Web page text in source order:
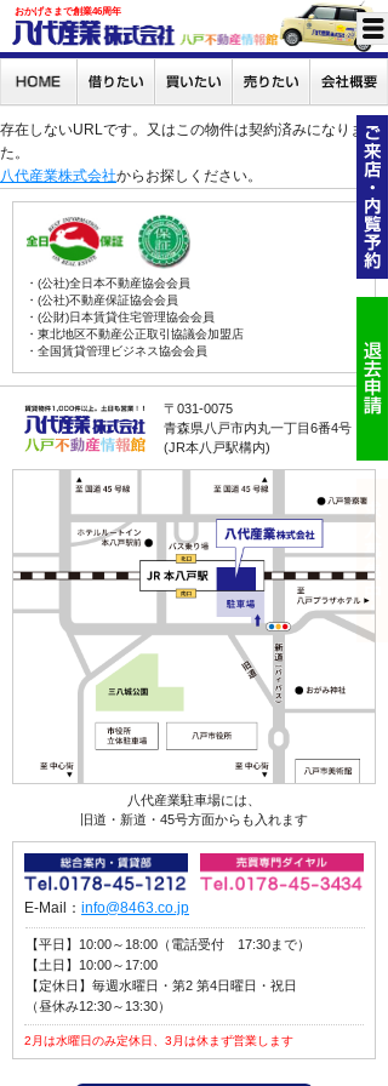
おかげさまで創業46周年
存在しないURLです。又はこの物件は契約済みになりまし
た。
八代産業株式会社からお探しください。
・(公社)全日本不動産協会会員
・(公社)不動産保証協会会員
・(公財)日本賃貸住宅管理協会会員
・東北地区不動産公正取引協議会加盟店
・全国賃貸管理ビジネス協会会員
〒031-0075
青森県八戸市内丸一丁目6番4号
(JR本八戸駅構内)
八代産業駐車場には、
旧道・新道・45号方面からも入れます
E-Mail： info@8463.co.jp
【平日】10:00～18:00（電話受付 17:30まで）
【土日】10:00～17:00
【定休日】毎週水曜日・第2 第4日曜日・祝日
（昼休み12:30～13:30）
2月は水曜日のみ定休日、3月は休まず営業します